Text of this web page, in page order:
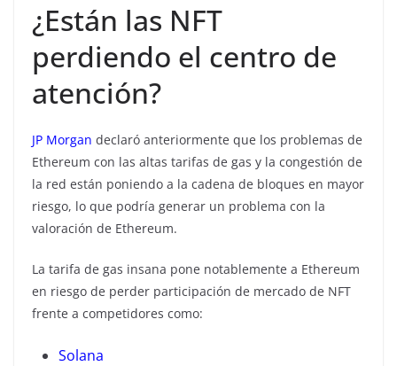
¿Están las NFT
perdiendo el centro de
atención?
JP Morgan declaró anteriormente que los problemas de
Ethereum con las altas tarifas de gas y la congestión de
la red están poniendo a la cadena de bloques en mayor
riesgo, lo que podría generar un problema con la
valoración de Ethereum.
La tarifa de gas insana pone notablemente a Ethereum
en riesgo de perder participación de mercado de NFT
frente a competidores como:
Solana